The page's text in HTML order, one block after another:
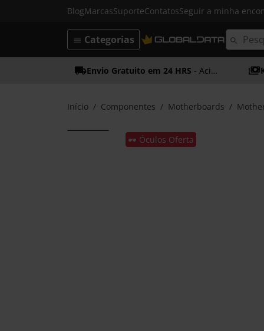
BlogMarcasSuporteContatosSeguir a minha
Categorias
Envio Gratuito em 24 HRS - Acima dos 50€
Início Componentes Motherboards
🕶️ Óculos Oferta